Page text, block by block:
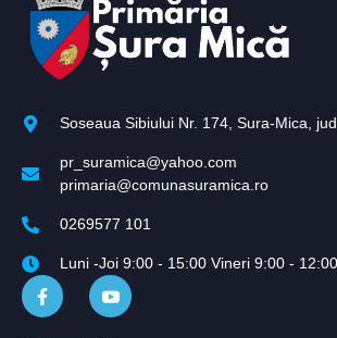
Soseaua Sibiului Nr. 174, Sura-Mica,
pr_suramica@yahoo.com
primaria@comunasuramica.ro
0269577 101
Luni -Joi 9:00 - 15:00 Vineri 9:00 - 12:00